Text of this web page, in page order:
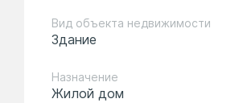
Вид объекта недвижимости
Здание
Назначение
Жилой дом